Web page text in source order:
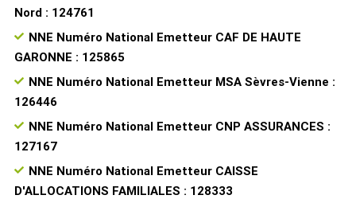
Nord : 124761
NNE Numéro National Emetteur CAF DE HAUTE
GARONNE : 125865
NNE Numéro National Emetteur MSA Sèvres-Vienne :
126446
NNE Numéro National Emetteur CNP ASSURANCES :
127167
NNE Numéro National Emetteur CAISSE
D'ALLOCATIONS FAMILIALES : 128333